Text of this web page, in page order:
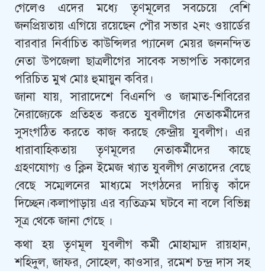
গেলেও এদের মধ্যে তৃণমূলের সবচেয়ে বেশি
জনপ্রিয়তায় এগিয়ে রয়েছেন পৌর সভার ২নং ওয়ার্ডের
বারবার নির্বাচিত কাউন্সিলর প্যানেল মেয়র জননন্দিত
নেতা উপজেলা ছাত্রলীগের সাবেক সভাপতি সকালের
পরিচিত মুখ মোঃ হুমায়ুন কবির।
জানা যায়, সারাদেশে বিএনপি ও জামাত-শিবিরের
নৈরাজ্যেকে প্রতিহত করতে যুবলীগের নেতাকর্মীদের
সুসংগঠিত করতে কাজ করছে কেন্দ্রীয় যুবলীগ। এর
ধারাবাহিকতায় তৃণমূলের নেতাকর্মীদের কাছে
গ্রহণযোগ্য ও ক্লিন ইমেজ খ্যাত যুবলীগ নেতাদের বেছে
বেছে সম্মেলনের মাধ্যমে সংগঠনের দায়িত্ব কাঁদে
দিচ্ছেন।কলাপাড়ায় এর ব্যতিক্রম ঘটবে না বলে বিভিন্ন
সূত্র থেকে জানা গেছে ।
কথা হয় তৃণমূল যুবলীগ কর্মী মোহাম্মদ রায়হান,
শহিদুল, জাফর, সোহেল, কাওসার, রমেশ চন্দ্র দাস সহ